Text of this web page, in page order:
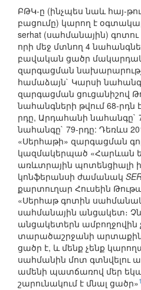
ԲԹԿ-ը (ինչպես նաև հայ-
բացումը) կարող է
serhat (սահմանային)
որի մեջ մտնող 4
բավական ցածր մակարդակ.
զարգացման
համաձայն` Կարսի
զարգացման ցուցանիշով
նահանգների թվում 68-րդն
րդը, Արդահանի նահանգը`
նահանգը` 79-րդը: Դեռևս
«Սերհաթի» զարգացման
կազմակերպած «Հարևան
առևտրային պոտենցիալի
կոնֆերանսի ժամանակ
քարտուղար Հուսեին
«Սերհաթ գոտին
սահմանային անցակետ։
անցակետերն ամբողջովին
տարածաշրջանի
ցածր է, և մենք չենք
սահմանին մոտ գտնվելու
ամենի պատճառով մեր
շարունակում է մնալ ցածր»